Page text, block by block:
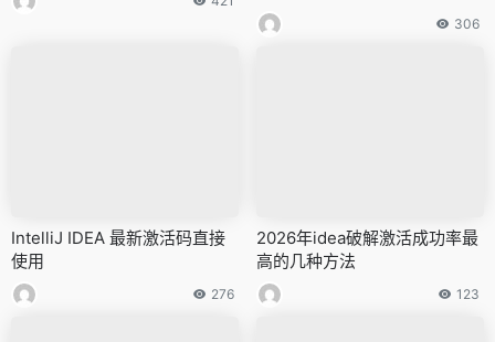
306
IntelliJ IDEA 最新激活码直接
使用
276
2026年idea破解激活成功率最
高的几种方法
123